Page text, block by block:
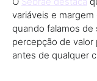
variáveis e
quando falamos de
percepção de
antes de qualquer